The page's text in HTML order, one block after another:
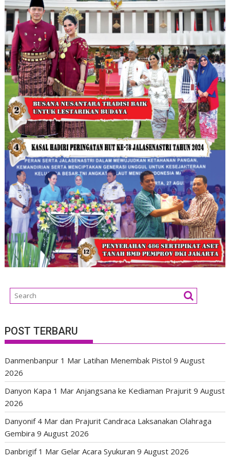
POST TERBARU
Danmenbanpur 1 Mar Latihan Menembak Pistol 9 August
2026
Danyon Kapa 1 Mar Anjangsana ke Kediaman Prajurit 9 August
2026
Danyonif 4 Mar dan Prajurit Candraca Laksanakan Olahraga
Gembira 9 August 2026
Danbrigif 1 Mar Gelar Acara Syukuran 9 August 2026